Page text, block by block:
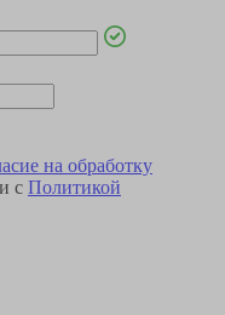
на обработку
с Политикой